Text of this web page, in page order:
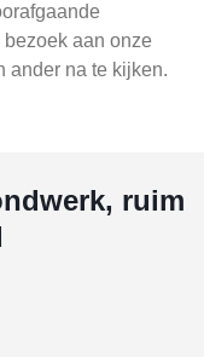
aan onze
ander na te kijken.
ruim